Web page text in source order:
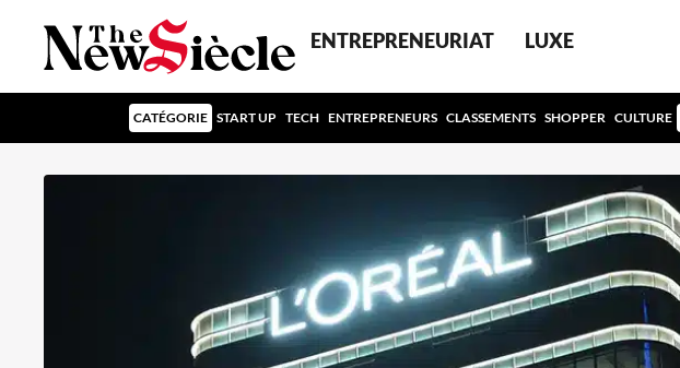
ENTREPRENEURIAT LUXE
CATÉGORIE START UP TECH ENTREPRENEURS CLASSEMENTS SHOPPER CULTURE